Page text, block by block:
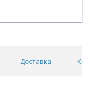
Доставка